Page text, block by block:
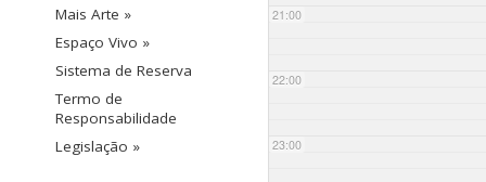
Mais Arte »
Espaço Vivo »
Sistema de Reserva
Termo de
Responsabilidade
Legislação »
21:00
22:00
23:00